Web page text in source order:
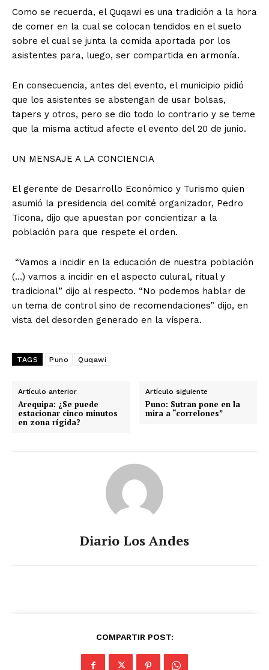
Como se recuerda, el Quqawi es una tradición a la hora
de comer en la cual se colocan tendidos en el suelo
sobre el cual se junta la comida aportada por los
asistentes para, luego, ser compartida en armonía.
En consecuencia, antes del evento, el municipio pidió
que los asistentes se abstengan de usar bolsas,
tapers y otros, pero se dio todo lo contrario y se teme
que la misma actitud afecte el evento del 20 de junio.
UN MENSAJE A LA CONCIENCIA
El gerente de Desarrollo Económico y Turismo quien
asumió la presidencia del comité organizador, Pedro
Ticona, dijo que apuestan por concientizar a la
población para que respete el orden.
“Vamos a incidir en la educación de nuestra población
(…) vamos a incidir en el aspecto culural, ritual y
tradicional” dijo al respecto. “No podemos hablar de
un tema de control sino de recomendaciones” dijo, en
vista del desorden generado en la víspera.
TAGS Puno Quqawi
Artículo anterior
Arequipa: ¿Se puede
estacionar cinco minutos
en zona rígida?
Artículo siguiente
Puno: Sutran pone en la
mira a “correlones”
Diario Los Andes
COMPARTIR POST: